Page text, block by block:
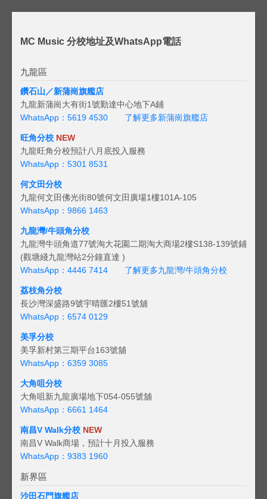
MC Music 分校地址及WhatsApp電話
九龍區
鑽石山／新蒲崗旗艦店
九龍新蒲崗大有街1號勤達中心地下A鋪
WhatsApp：5619 4530
了解更多新蒲崗旗艦店
旺角分校 NEW
九龍旺角分校預計八月底投入服務
WhatsApp：5301 8531
何文田分校
九龍何文田佛光街80號何文田廣場1樓101A-105
WhatsApp：9866 1463
九龍灣/牛頭角分校
九龍灣牛頭角道77號淘大花園二期淘大商場2樓S138-139號鋪
(觀塘綫九龍灣站2分鐘直達 )
WhatsApp：4446 7414
了解更多九龍灣/牛頭角分校
荔枝角分校
長沙灣深盛路9號宇晴匯2樓51號舖
WhatsApp：6574 0129
美孚分校
美孚新村第三期平台163號舖
WhatsApp：6359 3085
大角咀分校
大角咀新九龍廣場地下054-055號舖
WhatsApp：6661 1464
南昌V Walk分校 NEW
南昌V Walk商場，預計十月投入服務
WhatsApp：9383 1960
新界區
沙田石門旗艦店